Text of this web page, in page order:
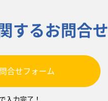
するお問合せ
合せフォーム
入力完了！